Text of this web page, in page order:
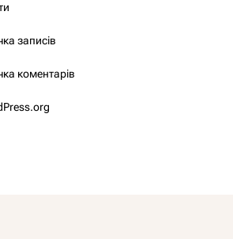
записів
коментарів